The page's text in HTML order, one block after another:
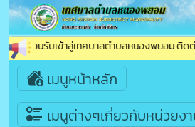
ยินดีต้อนรับเข้าสู่เทศบาลตำบลหนองพยอม ติดต่
เมนูหน้าหลัก
เมนูต่างๆเกี่ยวกับหน่วยง